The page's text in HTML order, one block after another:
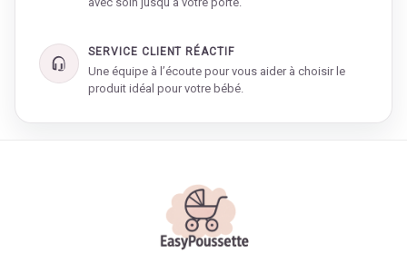
SERVICE CLIENT RÉACTIF
Une équipe à l’écoute pour vous aider à choisir le
produit idéal pour votre bébé.